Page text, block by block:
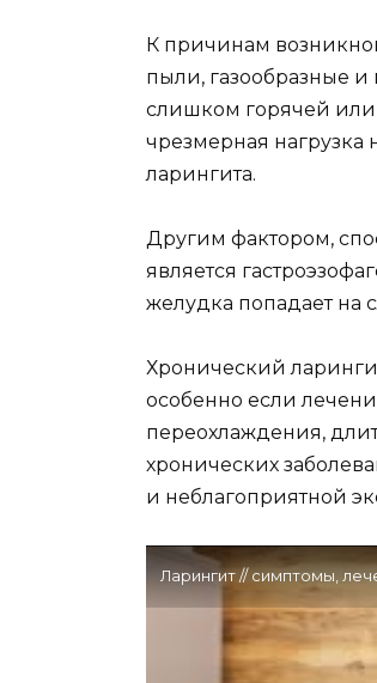
К причинам
пыли, газообразные и
слишком горячей
чрезмерная нагрузка
ларингита.
Другим фактором,
является
желудка попадает на
Хронический
особенно если
переохлаждения,
хронических
и неблагоприятной
Ларингит // симптомы,